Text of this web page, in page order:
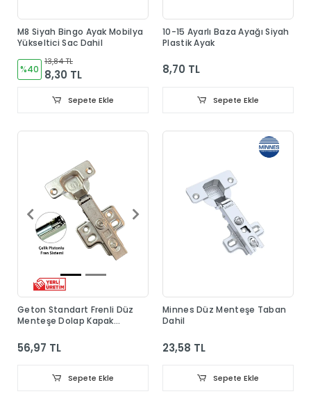
M8 Siyah Bingo Ayak Mobilya
Yükseltici Sac Dahil
%40
13,84 TL
8,30 TL
Sepete Ekle
10-15 Ayarlı Baza Ayağı Siyah
Plastik Ayak
8,70 TL
Sepete Ekle
Geton Standart Frenli Düz
Menteşe Dolap Kapak
56,97 TL
Sepete Ekle
Minnes Düz Menteşe Taban
Dahil
23,58 TL
Sepete Ekle